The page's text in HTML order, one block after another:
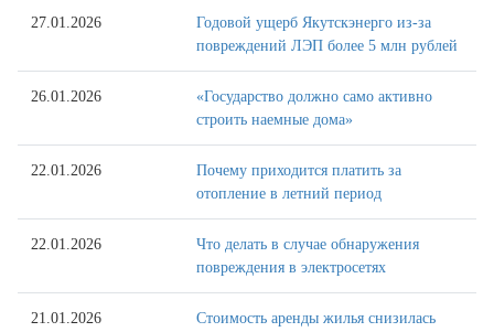
27.01.2026
Годовой ущерб Якутскэнерго из-за
повреждений ЛЭП более 5 млн рублей
26.01.2026
«Государство должно само активно
строить наемные дома»
22.01.2026
Почему приходится платить за
отопление в летний период
22.01.2026
Что делать в случае обнаружения
повреждения в электросетях
21.01.2026
Стоимость аренды жилья снизилась